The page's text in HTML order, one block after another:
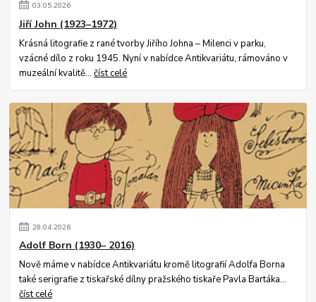
03.05.2026
Jiří John (1923–1972)
Krásná litografie z rané tvorby Jiřího Johna – Milenci v parku,
vzácné dílo z roku 1945. Nyní v nabídce Antikvariátu, rámováno v
muzeální kvalitě...číst celé
28.04.2026
Adolf Born (1930– 2016)
Nově máme v nabídce Antikvariátu kromě litografií Adolfa Borna
také serigrafie z tiskařské dílny pražského tiskaře Pavla Bartáka...
číst celé